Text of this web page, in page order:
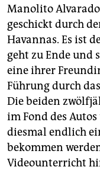
fragen & hilfe
unterstützen
abo
genossenschaft
epaper login
Manolito
geschickt durch
Havannas. Es ist
geht zu Ende und
eine ihrer
Führung durch
Die beiden
im Fond des
diesmal endlich
bekommen
Videounterricht